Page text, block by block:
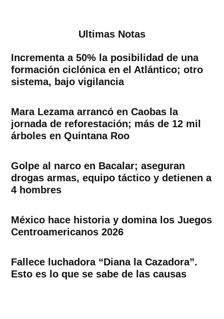
Ultimas Notas
Incrementa a 50% la posibilidad de una
formación ciclónica en el Atlántico; otro
sistema, bajo vigilancia
Mara Lezama arrancó en Caobas la
jornada de reforestación; más de 12 mil
árboles en Quintana Roo
Golpe al narco en Bacalar; aseguran
drogas armas, equipo táctico y detienen a
4 hombres
México hace historia y domina los Juegos
Centroamericanos 2026
Fallece luchadora “Diana la Cazadora”.
Esto es lo que se sabe de las causas